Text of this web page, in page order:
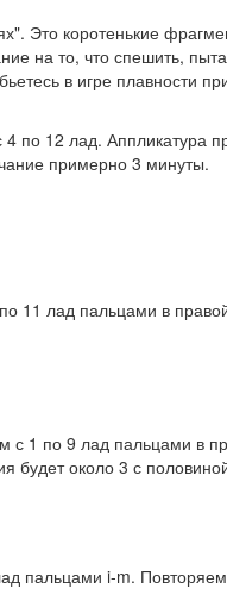
Это коротенькие
на то, что спешить,
в игре плавности
по 12 лад. Аппликатура
примерно 3 минуты.
11 лад пальцами в
1 по 9 лад пальцами в
будет около 3 с
пальцами i-m.